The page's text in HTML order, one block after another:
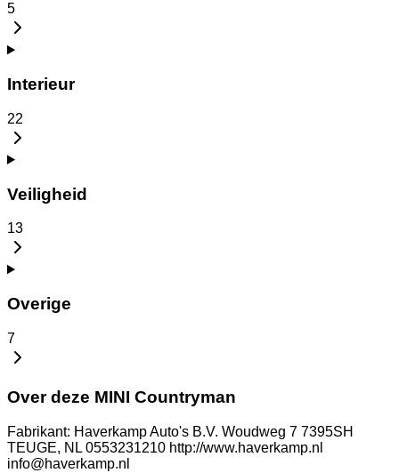
5
Interieur
22
Veiligheid
13
Overige
7
Over deze MINI Countryman
Fabrikant: Haverkamp Auto's B.V. Woudweg 7 7395SH
TEUGE, NL 0553231210 http://www.haverkamp.nl
info@haverkamp.nl